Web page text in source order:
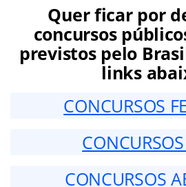
Quer ficar por
concursos
previstos pelo
links
CONCURSOS
CONCURSOS